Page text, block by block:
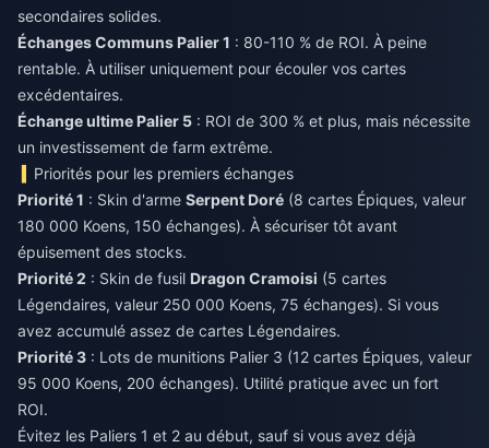
secondaires solides.
Échanges Communs Palier 1 : 80-110 % de ROI. À peine
rentable. À utiliser uniquement pour écouler vos cartes
excédentaires.
Échange ultime Palier 5 : ROI de 300 % et plus, mais nécessite
un investissement de farm extrême.
Priorités pour les premiers échanges
Priorité 1 : Skin d'arme Serpent Doré (8 cartes Épiques, valeur
180 000 Koens, 150 échanges). À sécuriser tôt avant
épuisement des stocks.
Priorité 2 : Skin de fusil Dragon Cramoisi (5 cartes
Légendaires, valeur 250 000 Koens, 75 échanges). Si vous
avez accumulé assez de cartes Légendaires.
Priorité 3 : Lots de munitions Palier 3 (12 cartes Épiques, valeur
95 000 Koens, 200 échanges). Utilité pratique avec un fort
ROI.
Évitez les Paliers 1 et 2 au début, sauf si vous avez déjà